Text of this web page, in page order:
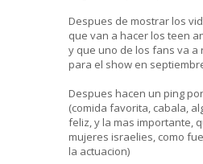
Despues de mostrar los
que van a hacer los teen
y que uno de los fans va a
para el show en
Despues hacen un ping
(comida favorita, cabala,
feliz, y la mas importante,
mujeres israelies, como
la actuacion)